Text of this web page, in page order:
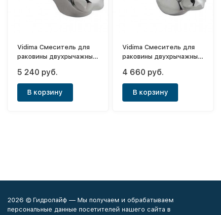
Vidima Смеситель для
раковины двухрычажный
5 240 руб.
В корзину
Vidima Смеситель для
раковины двухрычажный
4 660 руб.
В корзину
2026 © Гидролайф — Мы получаем и обрабатываем
персональные данные посетителей нашего сайта в